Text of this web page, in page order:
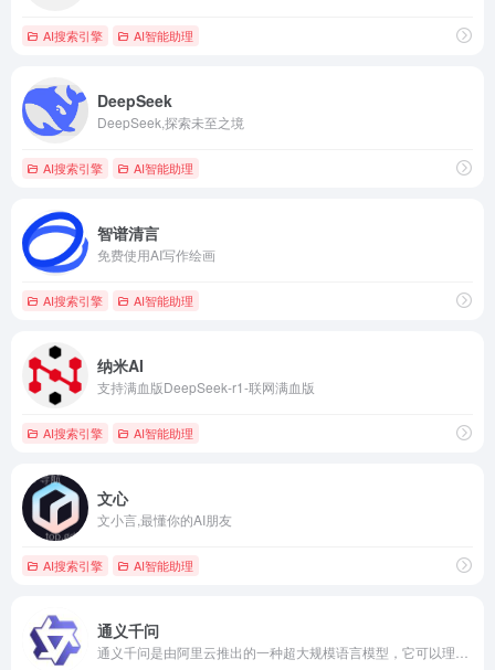
AI搜索引擎 AI智能助理
DeepSeek
DeepSeek,探索未至之境
AI搜索引擎 AI智能助理
智谱清言
免费使用AI写作绘画
AI搜索引擎 AI智能助理
纳米AI
支持满血版DeepSeek-r1-联网满血版
AI搜索引擎 AI智能助理
文心
文小言,最懂你的AI朋友
AI搜索引擎 AI智能助理
通义千问